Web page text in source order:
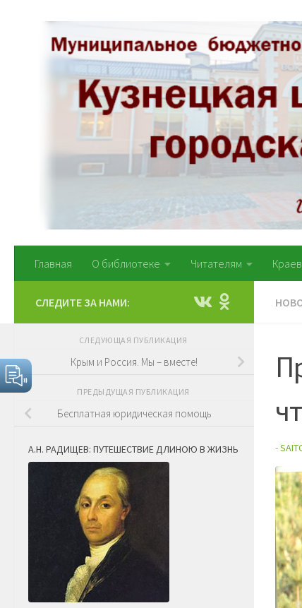
Перейти к содержимому
Главная О библиотеке Читателям
-
СЛЕДИТЕ ЗА НАМИ:
СЛЕДУЮЩАЯ ПУБЛИКАЦИЯ
Крым и Россия. Мы – вместе!
ПРЕДЫДУЩАЯ ПУБЛИКАЦИЯ
Бесплатная юридическая помощь
А.Н. РАДИЩЕВ: ПУТЕШЕСТВИЕ ДЛИНОЮ В ЖИЗНЬ